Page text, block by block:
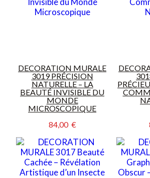
DECORATION MURALE
3019 PRÉCISION
NATURELLE – LA
BEAUTÉ INVISIBLE DU
MONDE
MICROSCOPIQUE
84,00  €